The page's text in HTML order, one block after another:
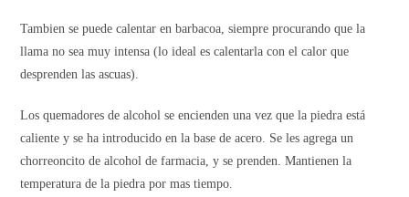
Tambien se puede calentar en barbacoa, siempre procurando que la
llama no sea muy intensa (lo ideal es calentarla con el calor que
desprenden las ascuas).
Los quemadores de alcohol se encienden una vez que la piedra está
caliente y se ha introducido en la base de acero. Se les agrega un
chorreoncito de alcohol de farmacia, y se prenden. Mantienen la
temperatura de la piedra por mas tiempo.